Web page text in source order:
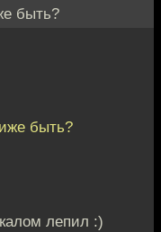
быть?
быть?
лепил :)